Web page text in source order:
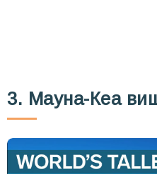
3. Мауна-Кеа